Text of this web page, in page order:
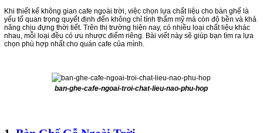
Bàn Ghế Cafe Gỗ
Bàn Ghế Nhà Hàng Quán Nhậu
Bàn Ghế Cafe Ngoài Trời
Bàn Ghế Me tây
Bàn Ghế Cafe Nhựa
Tin tức & sự kiện
Khi thiết kế không gian cafe ngoài trời, việc chọn lựa chất liệu cho bàn ghế là
yếu tố quan trọng quyết định đến không chỉ tính thẩm mỹ mà còn độ bền và khả
năng chịu đựng thời tiết. Trên thị trường hiện nay, có nhiều loại chất liệu khác
nhau, mỗi loại đều có ưu nhược điểm riêng. Bài viết này sẽ giúp bạn tìm ra lựa
chọn phù hợp nhất cho quán cafe của mình.
ban-ghe-cafe-ngoai-troi-chat-lieu-nao-phu-hop